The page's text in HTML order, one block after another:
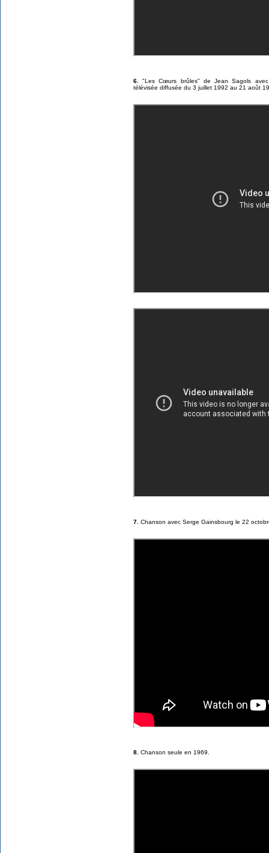
6.
"Les Cœurs brûles" de Jean Sagols
télévisée diffusée du 3 juillet 1992 au 21 août
7. Chanson avec Serge Gainsbourg le 22
8. Chanson seule en 1969.